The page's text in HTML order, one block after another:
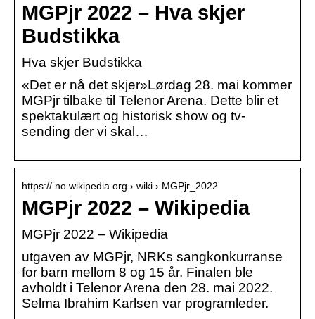
MGPjr 2022 – Hva skjer
Budstikka
Hva skjer Budstikka
«Det er nå det skjer»Lørdag 28. mai kommer
MGPjr tilbake til Telenor Arena. Dette blir et
spektakulært og historisk show og tv-
sending der vi skal…
https:// no.wikipedia.org › wiki › MGPjr_2022
MGPjr 2022 – Wikipedia
MGPjr 2022 – Wikipedia
utgaven av MGPjr, NRKs sangkonkurranse
for barn mellom 8 og 15 år. Finalen ble
avholdt i Telenor Arena den 28. mai 2022.
Selma Ibrahim Karlsen var programleder.